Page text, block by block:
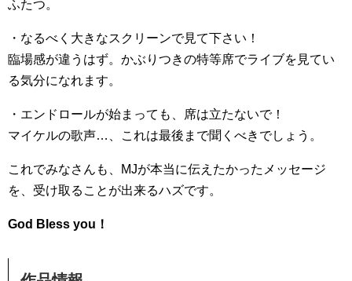
ふたつ。
・なるべく大きなスクリーンで見て下さい！
臨場感が違うはず。かぶりつきの特等席でライブを見てい
る気分になれます。
・エンドロールが始まっても、席は立たないで！
マイケルの歌声…、これは最後まで聞くべきでしょう。
これでみなさんも、MJが本当に伝えたかったメッセージ
を、受け取ることが出来るハズです。
God Bless you！